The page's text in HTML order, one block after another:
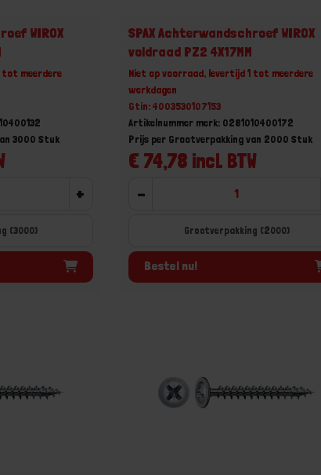
WIROX
tot meerdere
3000 Stuk
+
(3000)
SPAX Achterwandschroef WIROX
voldraad PZ2 4X17MM
Niet op voorraad, levertijd 1 tot meerdere
werkdagen
Gtin: 4003530107153
Artikelnummer merk: 0281010400172
€ 74,78 incl. BTW
Prijs per Grootverpakking van 2000 Stuk
-
Grootverpakking (2000)
Bestel nu!